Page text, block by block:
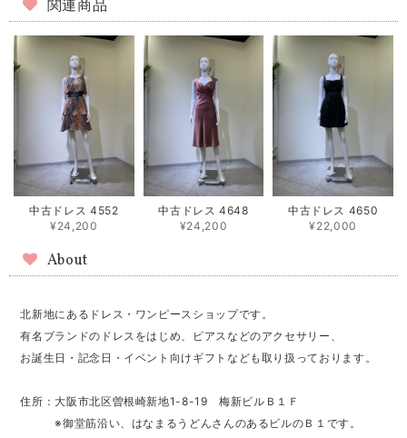
関連商品
中古ドレス 4552
¥24,200
中古ドレス 4648
¥24,200
中古ドレス 4650
¥22,000
About
北新地にあるドレス・ワンピースショップです。
有名ブランドのドレスをはじめ、ピアスなどのアクセサリー、
お誕生日・記念日・イベント向けギフトなども取り扱っております。
住所：大阪市北区曽根崎新地1-8-19 梅新ビルＢ１Ｆ
※御堂筋沿い、はなまるうどんさんのあるビルのＢ１です。